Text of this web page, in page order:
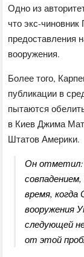
Одно из
что экс-
предоставления
вооружения.
Более того,
публикации в
пытаются
в Киев Джима
Штатов Америки.
Он отметил:
время,
вооружения
следующей
от этой